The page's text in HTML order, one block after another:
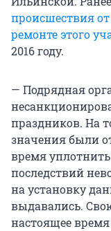
происшествия
ремонте этого
2016 году.
— Подрядная
праздников. На
значения были
время
последствий
на установку
выдавались.
настоящее